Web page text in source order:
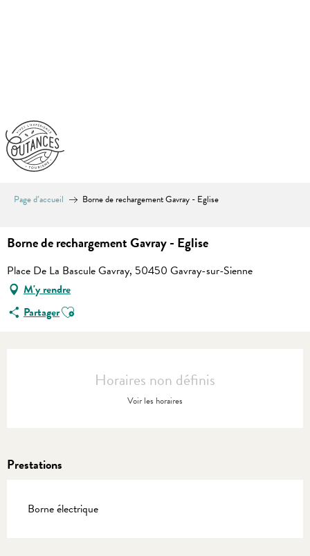
Page d’accueil Borne de rechargement Gavray - Eglise
Borne de rechargement Gavray - Eglise
Place De La Bascule Gavray, 50450 Gavray-sur-Sienne
M'y rendre
PartagerAjouter aux favoris
Horaires non définis
Voir les horaires
Prestations
Borne électrique